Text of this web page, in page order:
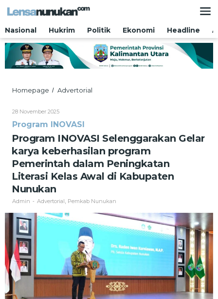
Nasional
Hukrim Politik Ekonomi Headline
Homepage / Advertorial
keberhasilan
program
Pemerintah
dalam
Peningkatan
Literasi
di
Kabupaten
28 November 2025Oleh
Program INOVASI
Program INOVASI Selenggarakan Gelar
karya keberhasilan program
Pemerintah dalam Peningkatan
Literasi Kelas Awal di Kabupaten
Nunukan
Admin - Advertorial Pemkab Nunukan